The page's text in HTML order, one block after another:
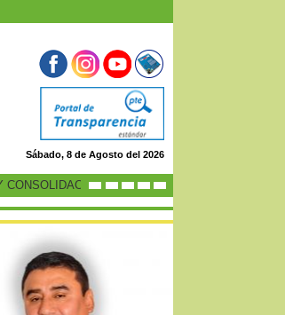
Sábado, 8 de Agosto del 2026
DE LA ECONOMÍA PERUANA”